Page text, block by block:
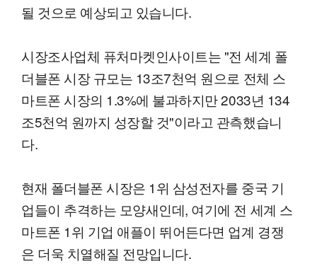
될 것으로 예상되고 있습니다.
시장조사업체 퓨처마켓인사이트는 "전 세계 폴
더블폰 시장 규모는 13조7천억 원으로 전체 스
마트폰 시장의 1.3%에 불과하지만 2033년 134
조5천억 원까지 성장할 것"이라고 관측했습니
다.
현재 폴더블폰 시장은 1위 삼성전자를 중국 기
업들이 추격하는 모양새인데, 여기에 전 세계 스
마트폰 1위 기업 애플이 뛰어든다면 업계 경쟁
은 더욱 치열해질 전망입니다.